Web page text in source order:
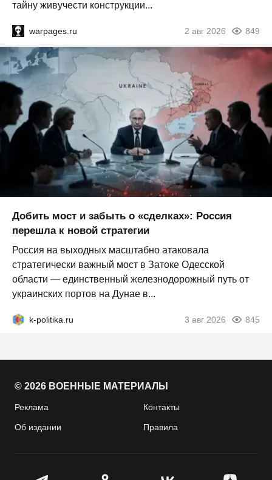
тайну живучести конструкции...
warpages.ru 2 авг 2026 849
Добить мост и забыть о «сделках»: Россия
перешла к новой стратегии
Россия на выходных масштабно атаковала
стратегически важный мост в Затоке Одесской
области — единственный железнодорожный путь от
украинских портов на Дунае в...
k-politika.ru 3 авг 2026 845
© 2026 ВОЕННЫЕ МАТЕРИАЛЫ
Реклама Контакты
Об издании Правила